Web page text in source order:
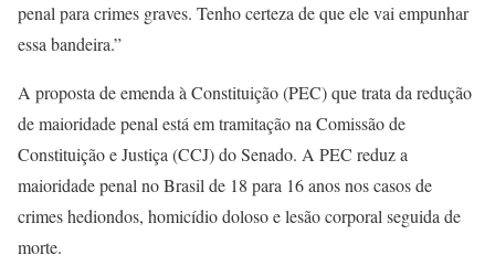
penal para crimes graves. Tenho certeza de que ele vai empunhar
essa bandeira.”
A proposta de emenda à Constituição (PEC) que trata da redução
de maioridade penal está em tramitação na Comissão de
Constituição e Justiça (CCJ) do Senado. A PEC reduz a
maioridade penal no Brasil de 18 para 16 anos nos casos de
crimes hediondos, homicídio doloso e lesão corporal seguida de
morte.